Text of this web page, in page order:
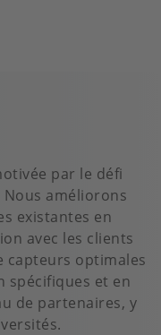
par le défi
améliorons
existantes en
avec les clients
capteurs optimales
spécifiques et en
de partenaires, y